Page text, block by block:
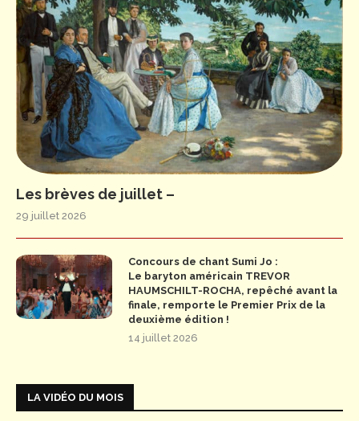
Les brèves de juillet –
29 juillet 2026
Concours de chant Sumi Jo :
Le baryton américain TREVOR
HAUMSCHILT-ROCHA, repêché avant la
finale, remporte le Premier Prix de la
deuxième édition !
14 juillet 2026
LA VIDÉO DU MOIS